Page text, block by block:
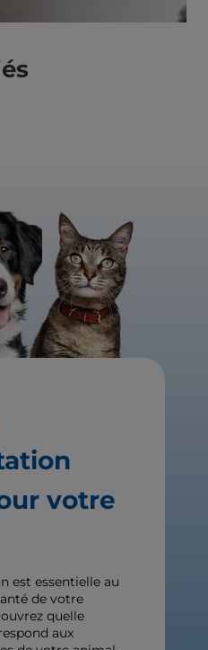
votre
est essentielle au
de votre
quelle
aux